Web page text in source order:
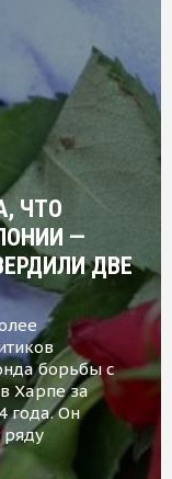
ЧТО
—
ДВЕ
борьбы с
Харпе за
года. Он
ряду